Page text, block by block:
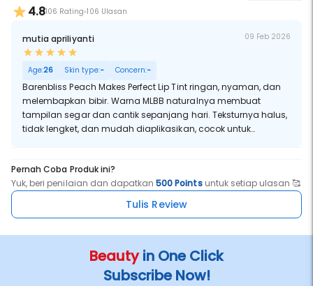
4.8106 Rating 106 Ulasan
mutia apriliyanti 09 Feb 2026
Age:26 Skin type:- Concern:-
Barenbliss Peach Makes Perfect Lip Tint ringan, nyaman, dan
melembapkan bibir. Warna MLBB naturalnya membuat
tampilan segar dan cantik sepanjang hari. Teksturnya halus,
tidak lengket, dan mudah diaplikasikan, cocok untuk
Pernah Coba Produk ini?
Yuk, beri penilaian dan dapatkan500 Pointsuntuk setiap ulasan 🥰
Tulis Review
Beautyin One Click
Subscribe Now!